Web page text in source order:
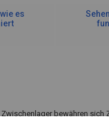
es
bewähren sich